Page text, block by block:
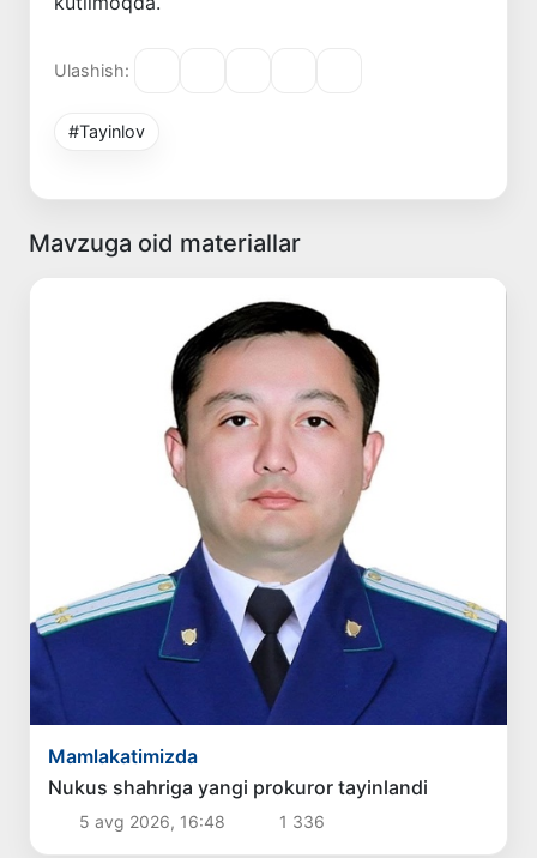
Ulashish:
#Tayinlov
Mavzuga oid materiallar
Mamlakatimizda
Nukus shahriga yangi prokuror tayinlandi
5 avg 2026, 16:48 1 336